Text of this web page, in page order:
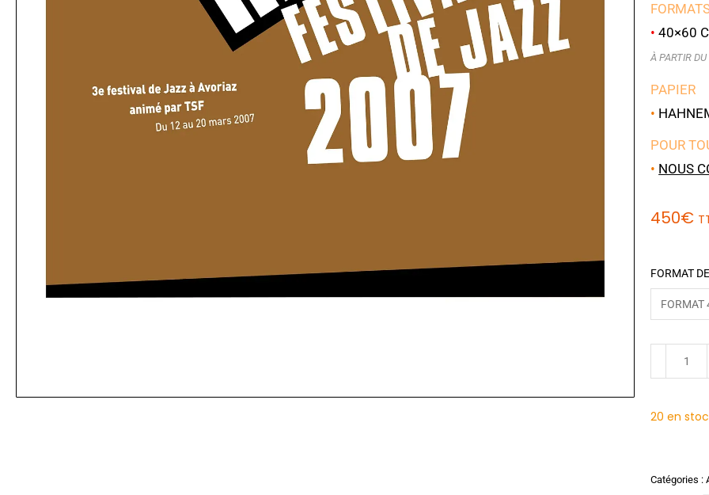
•40×60
À PARTIR
PAPIER
•
POUR
• NOUS
450€
FORMAT
20 en
Catégories :